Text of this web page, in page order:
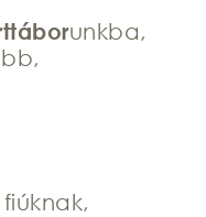
unkba,